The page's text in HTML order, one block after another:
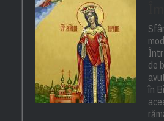
de
în